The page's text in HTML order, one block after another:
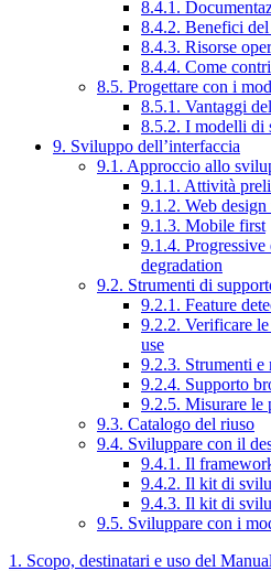
8.4.1.
8.4.2. Benefici del
8.4.3. Risorse
8.4.4. Come
8.5. Progettare con i
8.5.1. Vantaggi
8.5.2. I modelli di
9. Sviluppo dell’interfaccia
9.1. Approccio allo
9.1.1. Attività
9.1.2. Web design
9.1.3. Mobile first
9.1.4. Progressive
degradation
9.2. Strumenti di
9.2.1. Feature
9.2.2. Verificare
use
9.2.3. Strumenti e
9.2.4. Supporto
9.2.5. Misurare le
9.3. Catalogo del riuso
9.4. Sviluppare con il
9.4.1. Il
9.4.2. Il kit di
9.4.3. Il kit di
9.5. Sviluppare con i
1. Scopo, destinatari e uso del